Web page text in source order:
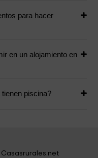
para hacer
en un alojamiento en
piscina?
Casasrurales.net